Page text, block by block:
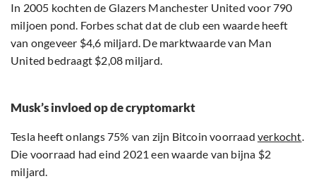
In 2005 kochten de Glazers Manchester United voor 790
miljoen pond. Forbes schat dat de club een waarde heeft
van ongeveer $4,6 miljard. De marktwaarde van Man
United bedraagt $2,08 miljard.
Musk’s invloed op de cryptomarkt
Tesla heeft onlangs 75% van zijn Bitcoin voorraadverkocht.
Die voorraad had eind 2021 een waarde van bijna $2
miljard.